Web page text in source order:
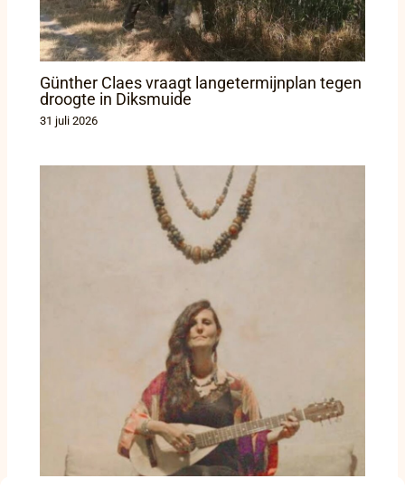
Günther Claes vraagt langetermijnplan tegen
droogte in Diksmuide
31 juli 2026